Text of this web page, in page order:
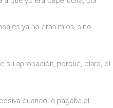
ya no eran míos, sino
su aprobación, porque, claro, el
cuando le pagaba al